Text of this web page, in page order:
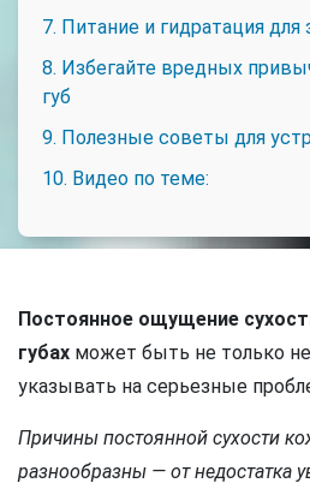
7. Питание и гидратация для
8. Избегайте вредных
губ
9. Полезные советы для
10. Видео по теме:
Постоянное ощущение
губах может быть не только
указывать на серьезные
Причины постоянной сухости
разнообразны — от недостатка